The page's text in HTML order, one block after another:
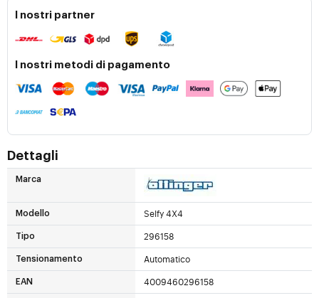
I nostri partner
I nostri metodi di pagamento
Dettagli
Marca
Modello Selfy 4X4
Tipo 296158
Tensionamento Automatico
EAN 4009460296158